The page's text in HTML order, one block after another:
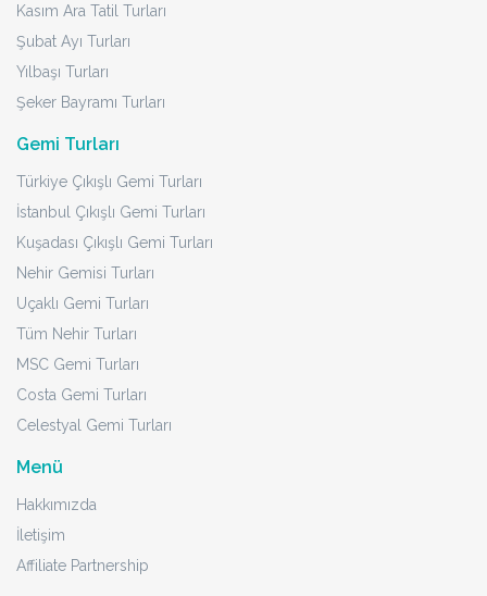
Kasım Ara Tatil Turları
Şubat Ayı Turları
Yılbaşı Turları
Şeker Bayramı Turları
Gemi Turları
Türkiye Çıkışlı Gemi Turları
İstanbul Çıkışlı Gemi Turları
Kuşadası Çıkışlı Gemi Turları
Nehir Gemisi Turları
Uçaklı Gemi Turları
Tüm Nehir Turları
MSC Gemi Turları
Costa Gemi Turları
Celestyal Gemi Turları
Menü
Hakkımızda
İletişim
Affiliate Partnership